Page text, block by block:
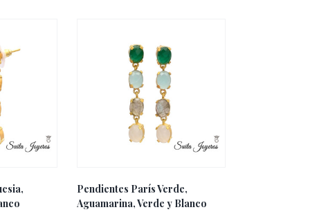
Pendientes París Verde,
Aguamarina, Verde y Blanco